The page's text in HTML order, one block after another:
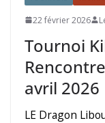
22 février 2026
Tournoi
avril 2026
LE Dragon